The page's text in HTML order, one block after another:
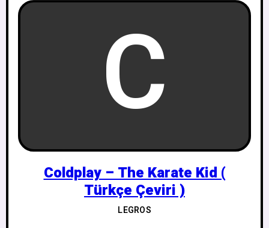
C
Coldplay – The Karate Kid (
Türkçe Çeviri )
LEGROS